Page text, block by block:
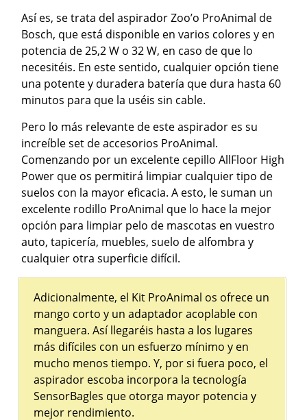
Así es, se trata del aspirador Zoo’o ProAnimal de
Bosch, que está disponible en varios colores y en
potencia de 25,2 W o 32 W, en caso de que lo
necesitéis. En este sentido, cualquier opción tiene
una potente y duradera batería que dura hasta 60
minutos para que la uséis sin cable.
Pero lo más relevante de este aspirador es su
increíble set de accesorios ProAnimal.
Comenzando por un excelente cepillo AllFloor High
Power que os permitirá limpiar cualquier tipo de
suelos con la mayor eficacia. A esto, le suman un
excelente rodillo ProAnimal que lo hace la mejor
opción para limpiar pelo de mascotas en vuestro
auto, tapicería, muebles, suelo de alfombra y
cualquier otra superficie difícil.
Adicionalmente, el Kit ProAnimal os ofrece un
mango corto y un adaptador acoplable con
manguera. Así llegaréis hasta a los lugares
más difíciles con un esfuerzo mínimo y en
mucho menos tiempo. Y, por si fuera poco, el
aspirador escoba incorpora la tecnología
SensorBagles que otorga mayor potencia y
mejor rendimiento.